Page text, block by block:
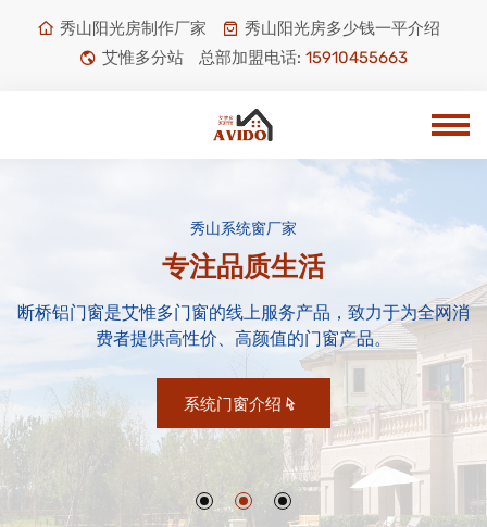
秀山阳光房制作厂家
秀山阳光房多少钱一平介绍
艾惟多分站
总部加盟电话: 15910455663
秀山系统窗厂家
专注品质生活
断桥铝门窗是艾惟多门窗的线上服务产品，致力于为全网消
费者提供高性价、高颜值的门窗产品。
系统门窗介绍